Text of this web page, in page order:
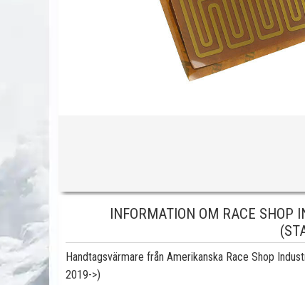
INFORMATION OM RACE SHOP
Handtagsvärmare från Amerikanska Race Shop
2019->)